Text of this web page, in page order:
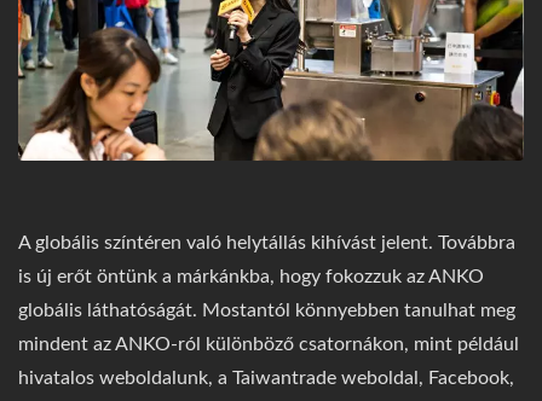
A globális színtéren való helytállás kihívást jelent. Továbbra
is új erőt öntünk a márkánkba, hogy fokozzuk az ANKO
globális láthatóságát. Mostantól könnyebben tanulhat meg
mindent az ANKO-ról különböző csatornákon, mint például
hivatalos weboldalunk, a Taiwantrade weboldal, Facebook,